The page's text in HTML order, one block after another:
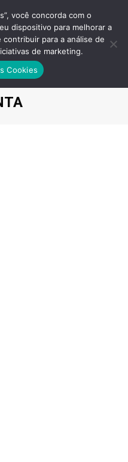
AUGUSTA –
CONSTRUTORA
você concorda com o
dispositivo para melhorar a
para a análise de
de marketing.
Cookies